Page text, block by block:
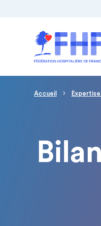
Fil d'Ariane
Accueil